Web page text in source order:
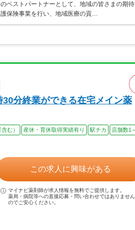
ベストパートナーとして、地域の皆さまの期
保険事業を行い、地域医療の貢…
30分終業ができる在宅メイン薬
む） 産休・育休取得実績有り 駅チカ
店舗数1
この求人に興味がある
マイナビ薬剤師が求人情報を無料でご提供します。
薬局・病院等への直接応募・問い合わせではありません
のでご安心ください。